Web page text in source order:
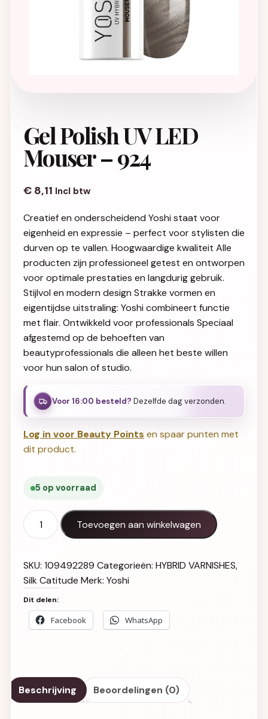
Gel Polish UV LED
Mouser – 924
€ 8,11 Incl btw
Creatief en onderscheidend Yoshi staat voor
eigenheid en expressie – perfect voor stylisten die
durven op te vallen. Hoogwaardige kwaliteit Alle
producten zijn professioneel getest en ontworpen
voor optimale prestaties en langdurig gebruik.
Stijlvol en modern design Strakke vormen en
eigentijdse uitstraling: Yoshi combineert functie
met flair. Ontwikkeld voor professionals Speciaal
afgestemd op de behoeften van
beautyprofessionals die alleen het beste willen
voor hun salon of studio.
Voor 16:00 besteld? Dezelfde dag verzonden.
Log in voor Beauty Points en spaar punten met
dit product.
5 op voorraad
Gel Polish UV LED Mouser - 924 aantal
Toevoegen aan winkelwagen
SKU: 109492289 Categorieën: HYBRID VARNISHES,
Silk Catitude Merk: Yoshi
Dit delen:
Facebook WhatsApp
Beschrijving Beoordelingen (0)